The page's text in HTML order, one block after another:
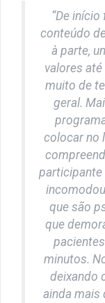
“De
conteúdo
à parte,
valores
muito de
geral.
colocar no
participante
que são
que
minutos.
deixando
ainda mais